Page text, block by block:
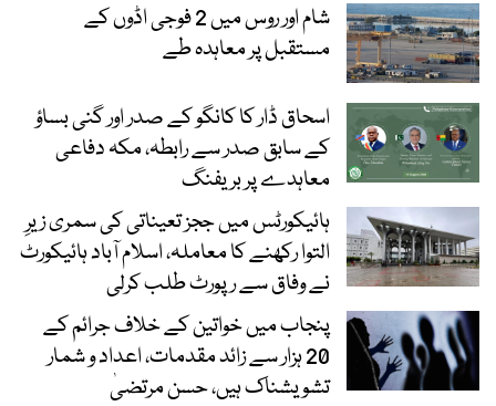
شام اور روس میں 2 فوجی اڈوں کے
مستقبل پر معاہدہ طے
اسحاق ڈار کا کانگو کے صدر اور گنی بساؤ
کے سابق صدر سے رابطہ، مکہ دفاعی
معاہدے پر بریفنگ
ہائیکورٹس میں ججز تعیناتی کی سمری زیرِ
التوا رکھنے کا معاملہ، اسلام آباد ہائیکورٹ
نے وفاق سے رپورٹ طلب کرلی
پنجاب میں خواتین کے خلاف جرائم کے
20 ہزار سے زائد مقدمات، اعداد و شمار
تشویشناک ہیں، حسن مرتضیٰ